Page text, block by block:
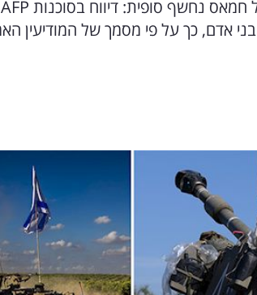
בפיצוץ בבית החולים בעזה נהרגו בין 100 ל-300 בני אדם, כך על פי